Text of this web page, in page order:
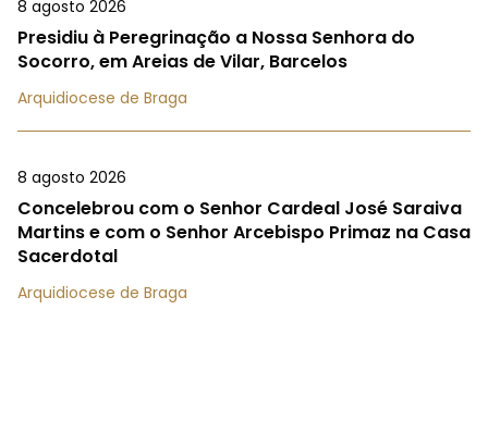
8 agosto 2026
Presidiu à Peregrinação a Nossa Senhora do
Socorro, em Areias de Vilar, Barcelos
Arquidiocese de Braga
8 agosto 2026
Concelebrou com o Senhor Cardeal José Saraiva
Martins e com o Senhor Arcebispo Primaz na Casa
Sacerdotal
Arquidiocese de Braga